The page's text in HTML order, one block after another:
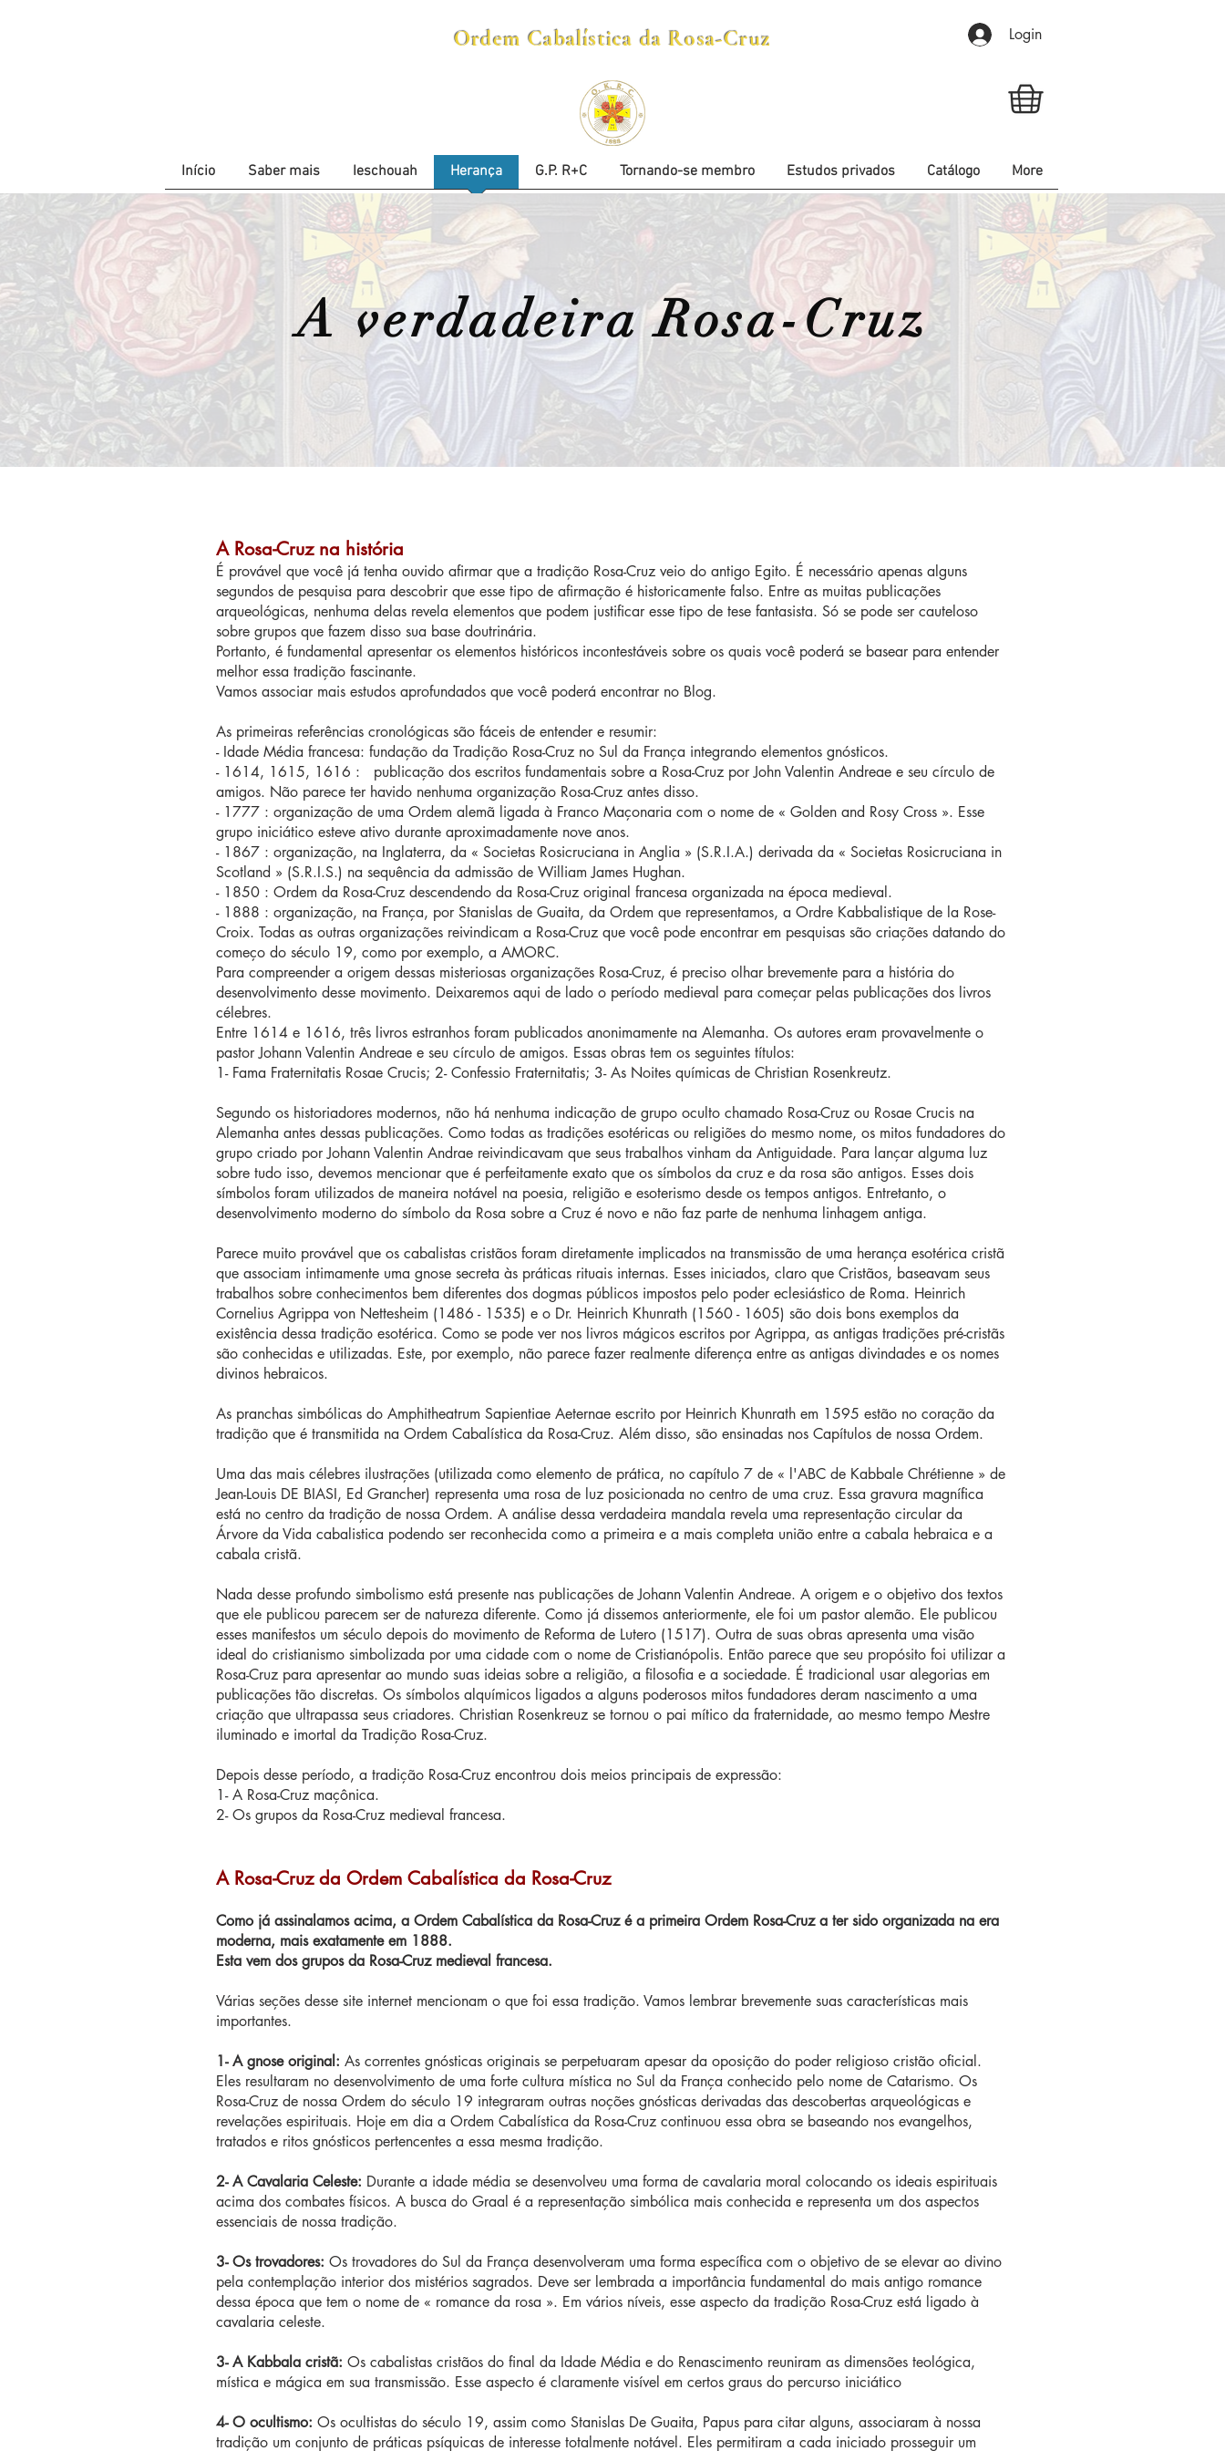
Ordem Cabalística da Rosa-Cruz Login
Início Saber mais Ieschouah Herança G.P. R+C Tornando-se membro Estudos privados Catálogo More
A verdadeira Rosa-Cruz
A Rosa-Cruz na história
É provável que você já tenha ouvido afirmar que a tradição Rosa-Cruz veio do antigo Egito. É necessário apenas alguns
segundos de pesquisa para descobrir que esse tipo de afirmação é historicamente falso. Entre as muitas publicações
arqueológicas, nenhuma delas revela elementos que podem justificar esse tipo de tese fantasista. Só se pode ser cauteloso
sobre grupos que fazem disso sua base doutrinária.
Portanto, é fundamental apresentar os elementos históricos incontestáveis sobre os quais você poderá se basear para entender
melhor essa tradição fascinante.
Vamos associar mais estudos aprofundados que você poderá encontrar no Blog.
As primeiras referências cronológicas são fáceis de entender e resumir:
- Idade Média francesa: fundação da Tradição Rosa-Cruz no Sul da França integrando elementos gnósticos.
- 1614, 1615, 1616 : publicação dos escritos fundamentais sobre a Rosa-Cruz por John Valentin Andreae e seu círculo de
amigos. Não parece ter havido nenhuma organização Rosa-Cruz antes disso.
- 1777 : organização de uma Ordem alemã ligada à Franco Maçonaria com o nome de « Golden and Rosy Cross ». Esse
grupo iniciático esteve ativo durante aproximadamente nove anos.
- 1867 : organização, na Inglaterra, da « Societas Rosicruciana in Anglia » (S.R.I.A.) derivada da « Societas Rosicruciana in
Scotland » (S.R.I.S.) na sequência da admissão de William James Hughan.
- 1850 : Ordem da Rosa-Cruz descendendo da Rosa-Cruz original francesa organizada na época medieval.
- 1888 : organização, na França, por Stanislas de Guaita, da Ordem que representamos, a Ordre Kabbalistique de la Rose-
Croix. Todas as outras organizações reivindicam a Rosa-Cruz que você pode encontrar em pesquisas são criações datando do
começo do século 19, como por exemplo, a AMORC.
Para compreender a origem dessas misteriosas organizações Rosa-Cruz, é preciso olhar brevemente para a história do
desenvolvimento desse movimento. Deixaremos aqui de lado o período medieval para começar pelas publicações dos livros
célebres.
Entre 1614 e 1616, três livros estranhos foram publicados anonimamente na Alemanha. Os autores eram provavelmente o
pastor Johann Valentin Andreae e seu círculo de amigos. Essas obras tem os seguintes títulos:
1- Fama Fraternitatis Rosae Crucis; 2- Confessio Fraternitatis; 3- As Noites químicas de Christian Rosenkreutz.
Segundo os historiadores modernos, não há nenhuma indicação de grupo oculto chamado Rosa-Cruz ou Rosae Crucis na
Alemanha antes dessas publicações. Como todas as tradições esotéricas ou religiões do mesmo nome, os mitos fundadores do
grupo criado por Johann Valentin Andrae reivindicavam que seus trabalhos vinham da Antiguidade. Para lançar alguma luz
sobre tudo isso, devemos mencionar que é perfeitamente exato que os símbolos da cruz e da rosa são antigos. Esses dois
símbolos foram utilizados de maneira notável na poesia, religião e esoterismo desde os tempos antigos. Entretanto, o
desenvolvimento moderno do símbolo da Rosa sobre a Cruz é novo e não faz parte de nenhuma linhagem antiga.
Parece muito provável que os cabalistas cristãos foram diretamente implicados na transmissão de uma herança esotérica cristã
que associam intimamente uma gnose secreta às práticas rituais internas. Esses iniciados, claro que Cristãos, baseavam seus
trabalhos sobre conhecimentos bem diferentes dos dogmas públicos impostos pelo poder eclesiástico de Roma. Heinrich
Cornelius Agrippa von Nettesheim (1486 - 1535) e o Dr. Heinrich Khunrath (1560 - 1605) são dois bons exemplos da
existência dessa tradição esotérica. Como se pode ver nos livros mágicos escritos por Agrippa, as antigas tradições pré-cristãs
são conhecidas e utilizadas. Este, por exemplo, não parece fazer realmente diferença entre as antigas divindades e os nomes
divinos hebraicos.
As pranchas simbólicas do Amphitheatrum Sapientiae Aeternae escrito por Heinrich Khunrath em 1595 estão no coração da
tradição que é transmitida na Ordem Cabalística da Rosa-Cruz. Além disso, são ensinadas nos Capítulos de nossa Ordem.
Uma das mais célebres ilustrações (utilizada como elemento de prática, no capítulo 7 de « l'ABC de Kabbale Chrétienne » de
Jean-Louis DE BIASI, Ed Grancher) representa uma rosa de luz posicionada no centro de uma cruz. Essa gravura magnífica
está no centro da tradição de nossa Ordem. A análise dessa verdadeira mandala revela uma representação circular da
Árvore da Vida cabalistica podendo ser reconhecida como a primeira e a mais completa união entre a cabala hebraica e a
cabala cristã.
Nada desse profundo simbolismo está presente nas publicações de Johann Valentin Andreae. A origem e o objetivo dos textos
que ele publicou parecem ser de natureza diferente. Como já dissemos anteriormente, ele foi um pastor alemão. Ele publicou
esses manifestos um século depois do movimento de Reforma de Lutero (1517). Outra de suas obras apresenta uma visão
ideal do cristianismo simbolizada por uma cidade com o nome de Cristianópolis. Então parece que seu propósito foi utilizar a
Rosa-Cruz para apresentar ao mundo suas ideias sobre a religião, a filosofia e a sociedade. É tradicional usar alegorias em
publicações tão discretas. Os símbolos alquímicos ligados a alguns poderosos mitos fundadores deram nascimento a uma
criação que ultrapassa seus criadores. Christian Rosenkreuz se tornou o pai mítico da fraternidade, ao mesmo tempo Mestre
iluminado e imortal da Tradição Rosa-Cruz.
Depois desse período, a tradição Rosa-Cruz encontrou dois meios principais de expressão:
1- A Rosa-Cruz maçônica.
2- Os grupos da Rosa-Cruz medieval francesa.
A Rosa-Cruz da Ordem Cabalística da Rosa-Cruz
Como já assinalamos acima, a Ordem Cabalística da Rosa-Cruz é a primeira Ordem Rosa-Cruz a ter sido organizada na era
moderna, mais exatamente em 1888.
Esta vem dos grupos da Rosa-Cruz medieval francesa.
Várias seções desse site internet mencionam o que foi essa tradição. Vamos lembrar brevemente suas características mais
importantes.
1- A gnose original: As correntes gnósticas originais se perpetuaram apesar da oposição do poder religioso cristão oficial.
Eles resultaram no desenvolvimento de uma forte cultura mística no Sul da França conhecido pelo nome de Catarismo. Os
Rosa-Cruz de nossa Ordem do século 19 integraram outras noções gnósticas derivadas das descobertas arqueológicas e
revelações espirituais. Hoje em dia a Ordem Cabalística da Rosa-Cruz continuou essa obra se baseando nos evangelhos,
tratados e ritos gnósticos pertencentes a essa mesma tradição.
2- A Cavalaria Celeste: Durante a idade média se desenvolveu uma forma de cavalaria moral colocando os ideais espirituais
acima dos combates físicos. A busca do Graal é a representação simbólica mais conhecida e representa um dos aspectos
essenciais de nossa tradição.
3- Os trovadores: Os trovadores do Sul da França desenvolveram uma forma específica com o objetivo de se elevar ao divino
pela contemplação interior dos mistérios sagrados. Deve ser lembrada a importância fundamental do mais antigo romance
dessa época que tem o nome de « romance da rosa ». Em vários níveis, esse aspecto da tradição Rosa-Cruz está ligado à
cavalaria celeste.
3- A Kabbala cristã: Os cabalistas cristãos do final da Idade Média e do Renascimento reuniram as dimensões teológica,
mística e mágica em sua transmissão. Esse aspecto é claramente visível em certos graus do percurso iniciático
4- O ocultismo: Os ocultistas do século 19, assim como Stanislas De Guaita, Papus para citar alguns, associaram à nossa
tradição um conjunto de práticas psíquicas de interesse totalmente notável. Eles permitiram a cada iniciado prosseguir um